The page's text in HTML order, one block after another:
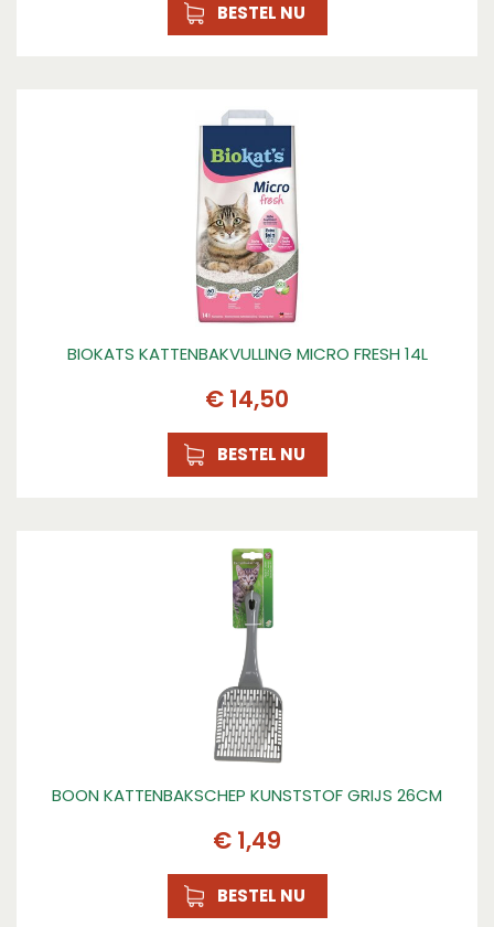
BESTEL NU
BIOKATS KATTENBAKVULLING MICRO FRESH 14L
€ 14,50
BESTEL NU
BOON KATTENBAKSCHEP KUNSTSTOF GRIJS 26CM
€ 1,49
BESTEL NU